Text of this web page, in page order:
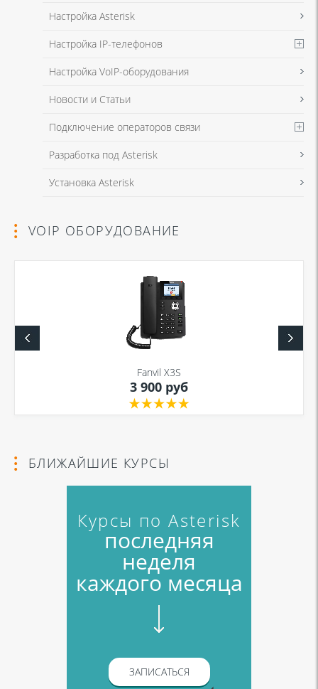
Настройка Asterisk
Настройка IP-телефонов
Настройка VoIP-оборудования
Новости и Статьи
Подключение операторов связи
Разработка под Asterisk
Установка Asterisk
VOIP ОБОРУДОВАНИЕ
Fanvil X3S
3 900 руб
БЛИЖАЙШИЕ КУРСЫ
Курсы по Asterisk
последняя
неделя
каждого месяца
ЗАПИСАТЬСЯ